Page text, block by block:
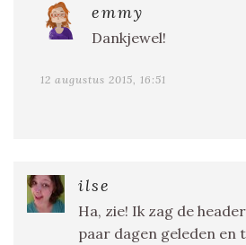
emmy
Dankjewel!
12 augustus 2015, 16:51
ilse
Ha, zie! Ik zag de
paar dagen geleden en